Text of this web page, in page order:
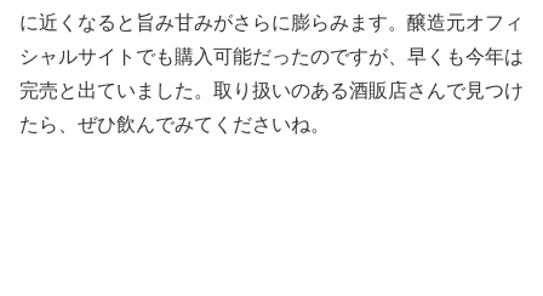
に近くなると旨み甘みがさらに膨らみます。醸造元オフィ
シャルサイトでも購入可能だったのですが、早くも今年は
完売と出ていました。取り扱いのある酒販店さんで見つけ
たら、ぜひ飲んでみてくださいね。